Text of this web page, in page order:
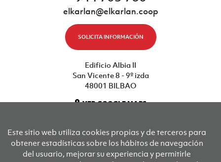
elkarlan@elkarlan.coop
SOLICITA INFORMACIÓN
Edificio Albia II
San Vicente 8 - 9º izda
48001 BILBAO
VER GOOGLE MAPS
Sus socios fundadores son
Este sitio web utiliza cookies propias y de terceros para
obtener estadísticas sobre los hábitos de navegación
del usuario, mejorar su experiencia y permitirle